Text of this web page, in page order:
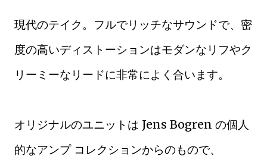
現代のテイク。フルでリッチなサウンドで、密
度の高いディストーションはモダンなリフやク
リーミーなリードに非常によく合います。
オリジナルのユニットは Jens Bogren の個人
的なアンプ コレクションからのもので、